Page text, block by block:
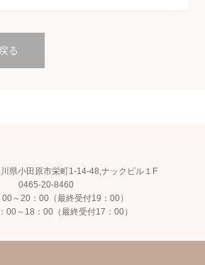
る
県小田原市栄町1-14-48,ナックビル１F
0465-20-8460
～20：00（最終受付19：00）
00～18：00（最終受付17：00）